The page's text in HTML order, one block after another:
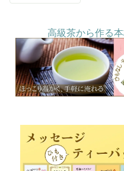
高級茶から作る